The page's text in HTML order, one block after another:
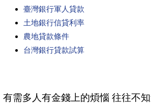
臺灣銀行軍人貸款
土地銀行信貸利率
農地貸款條件
台灣銀行貸款試算
有需多人有金錢上的煩惱 往往不